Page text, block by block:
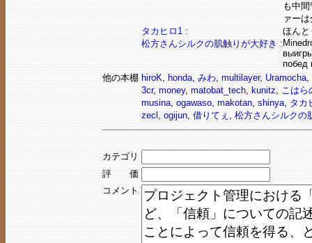
も中
ァー
タカヒロ1 :
ほんと
松方さんシルクの肌触りが大好き :
побед
他の本棚 hiroK, honda, みわ, multilayer, Uramocha,
3cr, money, matobat_tech, kunitz, こはら
musina, ogawaso, makotan, shinya, タカ
zecl , ogijun, 借りてぇ , 松方さんシルクの
カテゴリ
評 価
コメント